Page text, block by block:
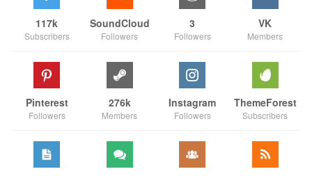
117k
Subscribers
SoundCloud
Followers
3
Followers
VK
Members
Pinterest
Followers
276k
Members
Instagram
Followers
ThemeForest
Subscribers